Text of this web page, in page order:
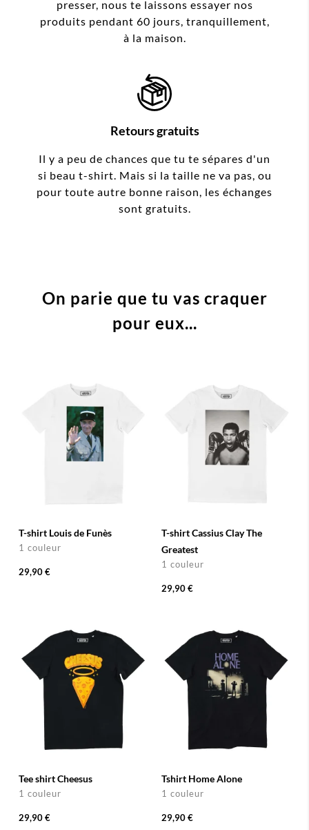
presser, nous te laissons essayer nos
produits pendant 60 jours, tranquillement,
à la maison.
Retours gratuits
Il y a peu de chances que tu te sépares d'un
si beau t-shirt. Mais si la taille ne va pas, ou
pour toute autre bonne raison, les échanges
sont gratuits.
On parie que tu vas craquer
pour eux...
T-shirt Louis de Funès
1 couleur
29,90 €
T-shirt Cassius Clay The
Greatest
1 couleur
29,90 €
Tee shirt Cheesus
1 couleur
29,90 €
Tshirt Home Alone
1 couleur
29,90 €